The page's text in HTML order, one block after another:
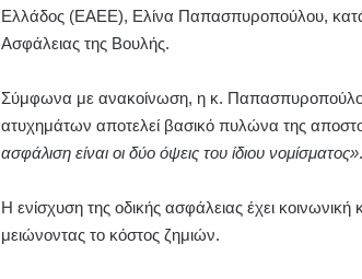
Ελλάδος (ΕΑΕΕ), Ελίνα Παπασπυροπούλου,
Ασφάλειας της Βουλής.
Σύμφωνα με ανακοίνωση, η κ.
ατυχημάτων αποτελεί βασικό πυλώνα της
ασφάλιση είναι οι δύο όψεις του ίδιου νομίσματος».
Η ενίσχυση της οδικής ασφάλειας έχει
μειώνοντας το κόστος ζημιών.